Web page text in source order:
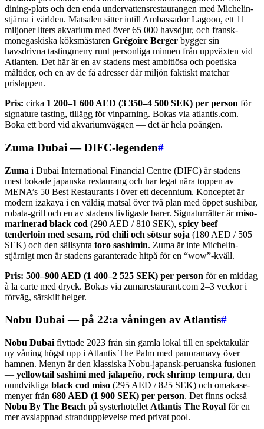
dining-plats och den enda undervattensrestaurangen med Michelin-
stjärna i världen. Matsalen sitter intill Ambassador Lagoon, ett 11
miljoner liters akvarium med över 65 000 havsdjur, och fransk-
monegaskiska köksmästaren Grégoire Berger bygger sin
havsdrivna tastingmeny runt personliga minnen från uppväxten vid
Atlanten. Det här är en av stadens mest ambitiösa och poetiska
måltider, och en av de få adresser där miljön faktiskt matchar
prislappen.
Pris: cirka 1 200–1 600 AED (3 350–4 500 SEK) per person för
signature tasting, tillägg för vinparning. Bokas via atlantis.com.
Boka ett bord vid akvariumväggen — det är hela poängen.
Zuma Dubai — DIFC-legenden#
Zuma i Dubai International Financial Centre (DIFC) är stadens
mest bokade japanska restaurang och har legat nära toppen av
MENA’s 50 Best Restaurants i över ett decennium. Konceptet är
modern izakaya i en väldig matsal över två plan med öppet sushibar,
robata-grill och en av stadens livligaste barer. Signaturrätter ärmiso-
marinerad black cod (290 AED / 810 SEK), spicy beef
tenderloin med sesam, röd chili och sötsur soja (180 AED / 505
SEK) och den sällsynta toro sashimin. Zuma är inte Michelin-
stjärnigt men är stadens garanterade hitpå för en “wow”-kväll.
Pris: 500–900 AED (1 400–2 525 SEK) per person för en middag
à la carte med dryck. Bokas via zumarestaurant.com 2–3 veckor i
förväg, särskilt helger.
Nobu Dubai — på 22:a våningen av Atlantis#
Nobu Dubai flyttade 2023 från sin gamla lokal till en spektakulär
ny våning högst upp i Atlantis The Palm med panoramavy över
hamnen. Menyn är den klassiska Nobu-japansk-peruanska fusionen
— yellowtail sashimi med jalapeño, rock shrimp tempura, den
oundvikliga black cod miso (295 AED / 825 SEK) och omakase-
menyer från 680 AED (1 900 SEK) per person. Det finns också
Nobu By The Beach på systerhotellet Atlantis The Royal för en
mer avslappnad strandupplevelse med privat pool.